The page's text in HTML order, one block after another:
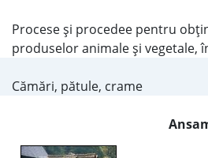
Procese şi procedee pentru
produselor animale şi vegetale,
Cămări, pătule, crame